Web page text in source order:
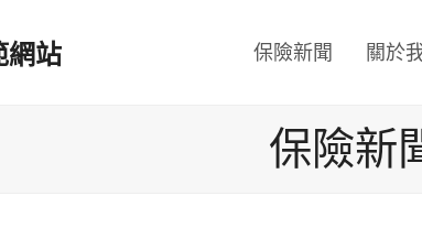
網站 保險新聞 關於
保險新